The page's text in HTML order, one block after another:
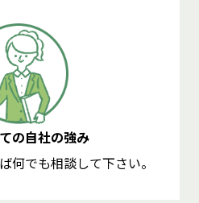
の自社の強み
何でも相談して下さい。